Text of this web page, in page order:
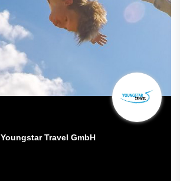
Youngstar Travel GmbH